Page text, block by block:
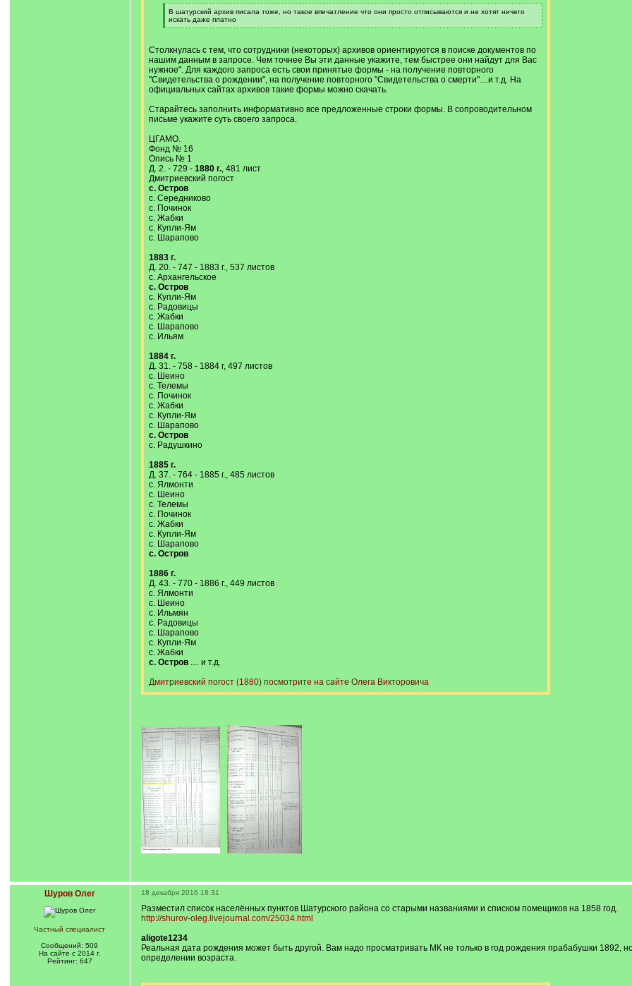
[
q
]
В шатурский архив писала тоже, но такое впечатление что они просто отписываются и не хотят ничего
искать даже платно
[
]
Столкнулась с тем, что сотрудники (некоторых) архивов ориентируются в поиске документов по
нашим данным в запросе. Чем точнее Вы эти данные укажите, тем быстрее они найдут для Вас
нужное". Для каждого запроса есть свои принятые формы - на получение повторного
"Свидетельства о рождении", на получение повторного "Свидетельства о смерти"....и т.д. На
официальных сайтах архивов такие формы можно скачать.
Старайтесь заполнить информативно все предложенные строки формы. В сопроводительном
письме укажите суть своего запроса.
ЦГАМО.
Фонд № 16
Опись № 1
Д. 2. - 729 - 1880 г., 481 лист
Дмитриевский погост
с. Остров
с. Середниково
с. Починок
с. Жабки
с. Купли-Ям
с. Шарапово
1883 г.
Д. 20. - 747 - 1883 г., 537 листов
с. Архангельское
с. Остров
с. Купли-Ям
с. Радовицы
с. Жабки
с. Шарапово
с. Ильям
1884 г.
Д. 31. - 758 - 1884 г, 497 листов
с. Шеино
с. Телемы
с. Починок
с. Жабки
с. Купли-Ям
с. Шарапово
с. Остров
с. Радушкино
1885 г.
Д. 37. - 764 - 1885 г., 485 листов
с. Ялмонти
с. Шеино
с. Телемы
с. Починок
с. Жабки
с. Купли-Ям
с. Шарапово
с. Остров
1886 г.
Д. 43. - 770 - 1886 г., 449 листов
с. Ялмонти
с. Шеино
с. Ильмян
с. Радовицы
с. Шарапово
с. Купли-Ям
с. Жабки
с. Остров.... и т.д.
Дмитриевский погост (1880) посмотрите на сайте Олега Викторовича
Шуров Олег
Частный специалист
Сообщений: 509
На сайте с 2014 г.
Рейтинг: 647
18 декабря 2016 18:31
Разместил список населённых пунктов Шатурского района со старыми названиями и списком помещиков на 1858 год.
http://shurov-oleg.livejournal.com/25034.html
aligote1234
Реальная дата рождения может быть другой. Вам надо просматривать МК не только в год рождения прабабушки 1892,
определении возраста.